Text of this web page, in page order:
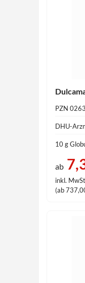
PZN
DHU-
10 g
ab
inkl.
(ab